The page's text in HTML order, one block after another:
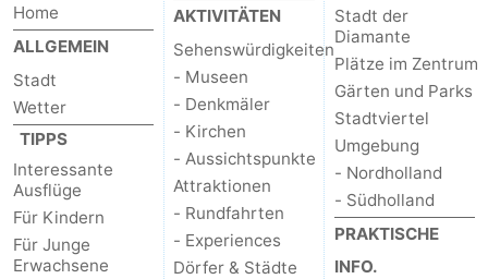
Home
ALLGEMEIN
Stadt
Wetter
TIPPS
Interessante
Ausflüge
Für Kindern
Für Junge
Erwachsene
AKTIVITÄTEN
Sehenswürdigkeiten
- Museen
- Denkmäler
- Kirchen
- Aussichtspunkte
Attraktionen
- Rundfahrten
- Experiences
Dörfer & Städte
Stadt der
Diamante
Plätze im Zentrum
Gärten und Parks
Stadtviertel
Umgebung
- Nordholland
- Südholland
PRAKTISCHE
INFO.